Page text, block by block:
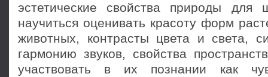
эстетические свойства природы для
научиться оценивать красоту форм
животных, контрасты цвета и света,
гармонию звуков, свойства
участвовать в их познании как